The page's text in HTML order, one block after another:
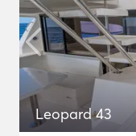
Leopard 43